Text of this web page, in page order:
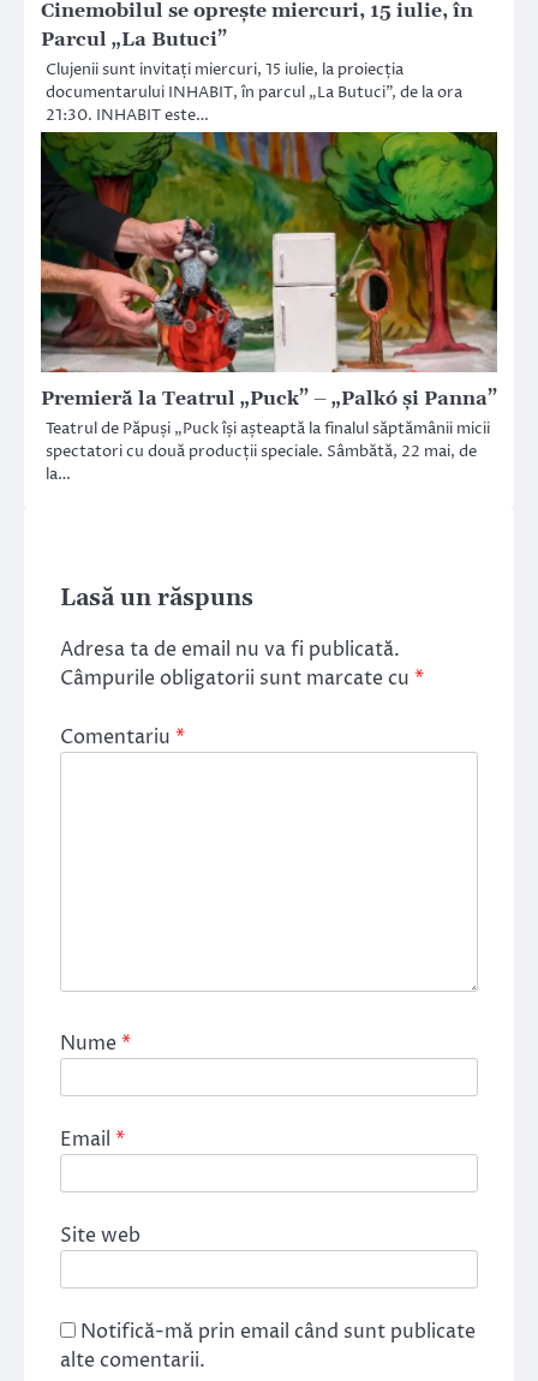
Cinemobilul se oprește miercuri, 15 iulie, în
Parcul „La Butuci”
Clujenii sunt invitați miercuri, 15 iulie, la proiecția
documentarului INHABIT, în parcul „La Butuci”, de la ora
21:30. INHABIT este…
Premieră la Teatrul „Puck” – „Palkó și Panna”
Teatrul de Păpuși „Puck își așteaptă la finalul săptămânii micii
spectatori cu două producții speciale. Sâmbătă, 22 mai, de
la…
Lasă un răspuns
Adresa ta de email nu va fi publicată.
Câmpurile obligatorii sunt marcate cu *
Comentariu *
Nume*
Email *
Site web
Notifică-mă prin email când sunt publicate
alte comentarii.